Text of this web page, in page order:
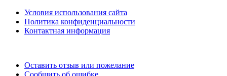
Условия использования сайта
Политика конфиденциальности
Контактная информация
Оставить отзыв или пожелание
Сообщить об ошибке